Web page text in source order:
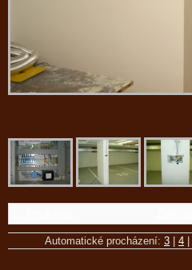
Automatické procházení: 3 4